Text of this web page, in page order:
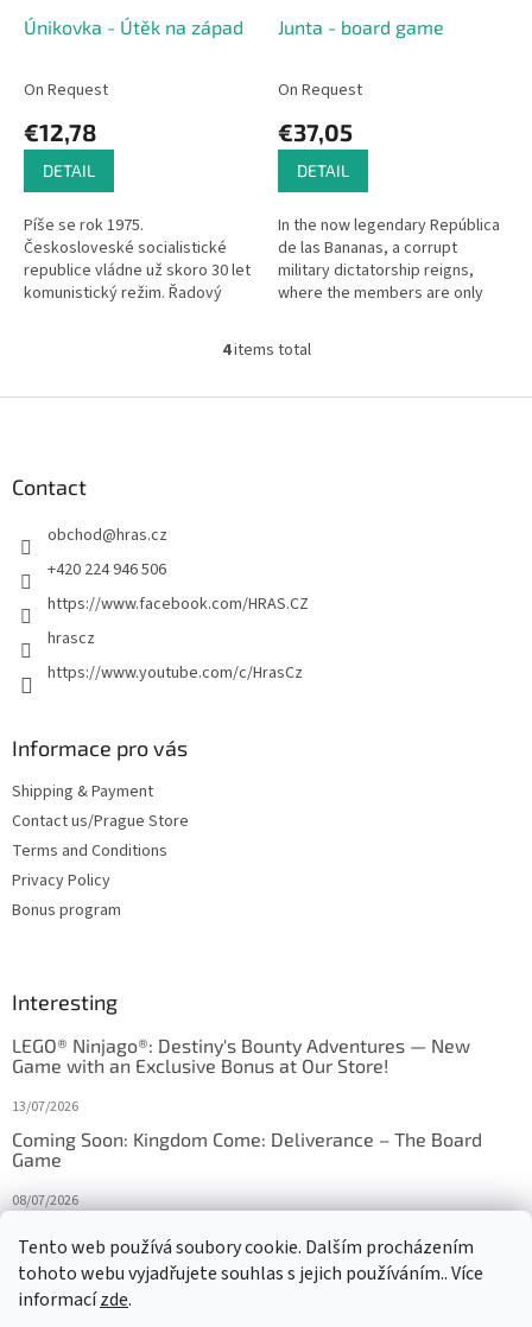
Tento web používá soubory cookie. Dalším procházením
tohoto webu vyjadřujete souhlas s jejich používáním.. Více
informacízde.
Únikovka - Útěk na západ
On Request
€12,78
DETAIL
Píše se rok 1975.
Českosloveské socialistické
republice vládne už skoro 30 let
komunistický režim. Řadový
Junta - board game
On Request
€37,05
DETAIL
In the now legendary República
de las Bananas, a corrupt
military dictatorship reigns,
where the members are only
L
s
r
s
4items total
Contact
obchod@hras.cz
+420 224 946 506
https://www.facebook.com/HRAS.CZ
hrascz
https://www.youtube.com/c/HrasCz
Informace pro vás
Shipping & Payment
Contact us/Prague Store
Terms and Conditions
Privacy Policy
Bonus program
Interesting
LEGO® Ninjago®: Destiny's Bounty Adventures — New
Game with an Exclusive Bonus at Our Store!
13/07/2026
Coming Soon: Kingdom Come: Deliverance – The Board
Game
08/07/2026
27/10/2025